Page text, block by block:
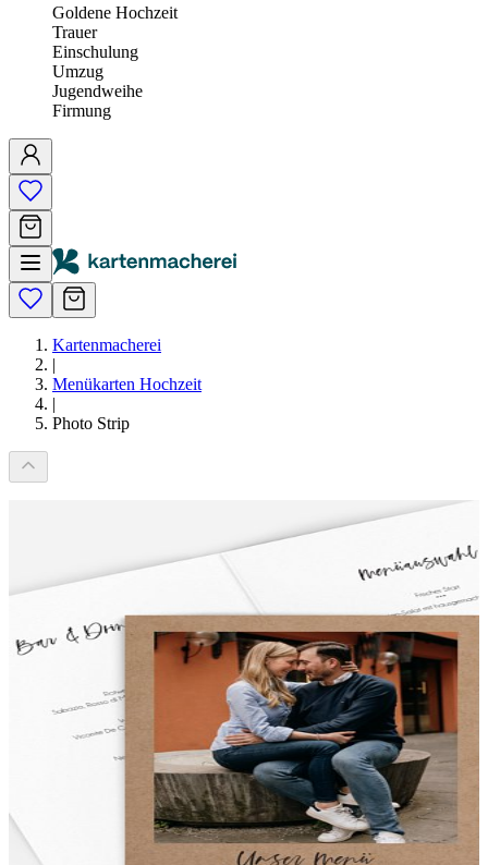
Goldene Hochzeit
Trauer
Einschulung
Umzug
Jugendweihe
Firmung
Kartenmacherei
|
Menükarten Hochzeit
|
Photo Strip